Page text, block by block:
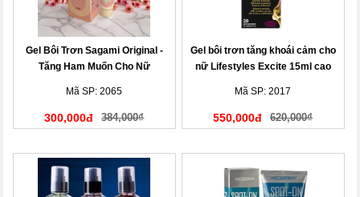
Gel Bôi Trơn Sagami Original -
Tăng Ham Muốn Cho Nữ
Mã SP: 2065
300,000đ 384,000₫
Gel bôi trơn tăng khoái cảm cho
nữ Lifestyles Excite 15ml cao
Mã SP: 2017
550,000đ 620,000₫